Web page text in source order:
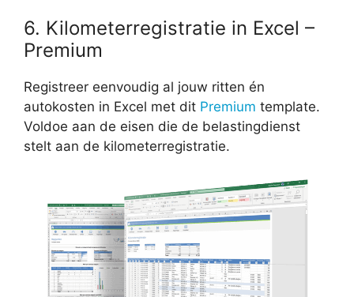
6. Kilometerregistratie in Excel –
Premium
Registreer eenvoudig al jouw ritten én
autokosten in Excel met dit Premium template.
Voldoe aan de eisen die de belastingdienst
stelt aan de kilometerregistratie.